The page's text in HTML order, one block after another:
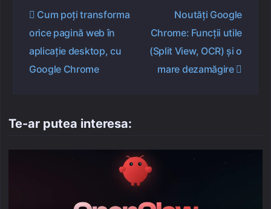
Navigare
articole
Cum poți transforma
orice pagină web în
aplicație desktop, cu
Google Chrome
Noutăți Google
Chrome: Funcții utile
(Split View, OCR) și o
mare dezamăgire
Te-ar putea interesa: